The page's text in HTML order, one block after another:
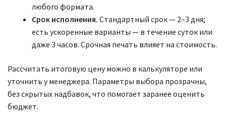
любого формата.
Срок исполнения. Стандартный срок — 2–3 дня;
есть ускоренные варианты — в течение суток или
даже 3 часов. Срочная печать влияет на стоимость.
Рассчитать итоговую цену можно в калькуляторе или
уточнить у менеджера. Параметры выбора прозрачны,
без скрытых надбавок, что помогает заранее оценить
бюджет.